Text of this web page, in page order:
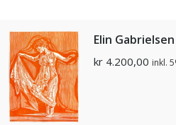
Elin
kr 4.200,00 inkl.